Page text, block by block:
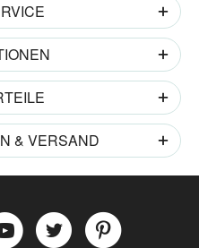
& VERSAND